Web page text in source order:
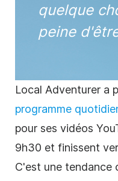
quelque
peine
Local Adventurer a
programme
pour ses vidéos
9h30 et finissent
C'est une tendance